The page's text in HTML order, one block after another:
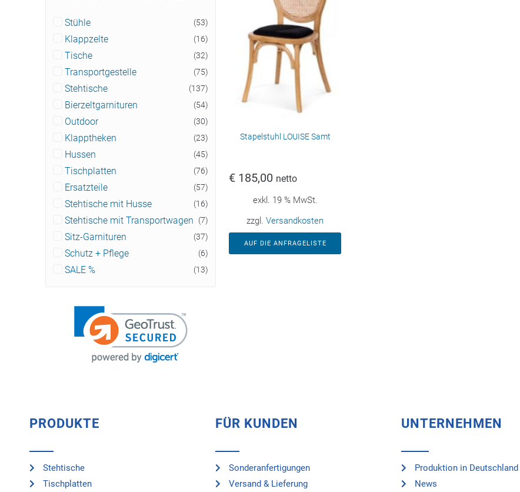
Stapelstuhl LOUISE Samt
€ 185,00 netto
exkl. 19 % MwSt.
zzgl. Versandkosten
AUF DIE ANFRAGELISTE
Stühle (53)
Klappzelte (16)
Tische (32)
Transportgestelle (75)
Stehtische (137)
Bierzeltgarnituren (54)
Outdoor (30)
Klapptheken (23)
Hussen (45)
Tischplatten (76)
Ersatzteile (57)
Stehtische mit Husse (16)
Stehtische mit Transportwagen (7)
Sitz-Garnituren (37)
Schutz + Pflege (6)
SALE % (13)
PRODUKTE
Stehtische
Tischplatten
FÜR KUNDEN
Sonderanfertigungen
Versand & Lieferung
UNTERNEHMEN
Produktion in Deutschland
News